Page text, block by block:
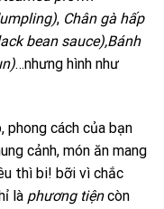
, Chân gà hấp
bean sauce),Bánh
…nhưng hình như
phong cách của bạn
cảnh, món ăn mang
thì bi! bỡi vì chắc
là phương tiệncòn